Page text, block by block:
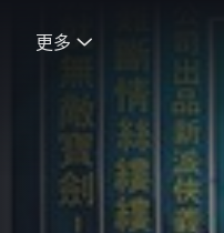
更多 